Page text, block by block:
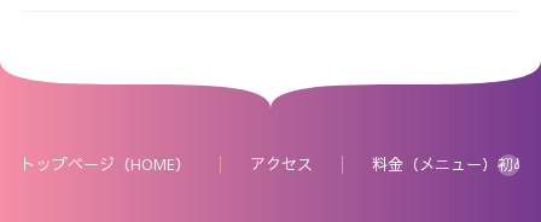
トップページ（HOME） アクセス 料金（メニュー）初め